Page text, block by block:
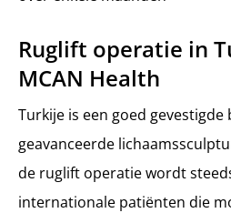
Ruglift operatie in
MCAN Health
Turkije is een goed
geavanceerde
de ruglift operatie wordt
internationale patiënten die